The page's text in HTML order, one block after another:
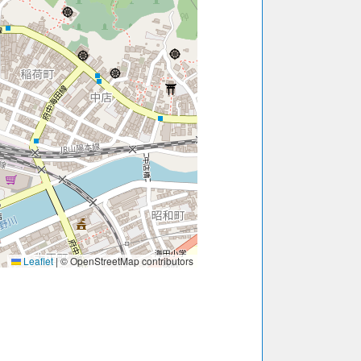
Leaflet |© OpenStreetMap contributors